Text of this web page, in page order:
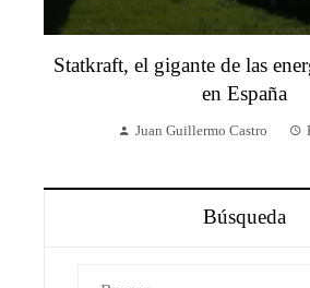
Statkraft, el gigante de las
en España
Juan Guillermo Castro
Búsqueda